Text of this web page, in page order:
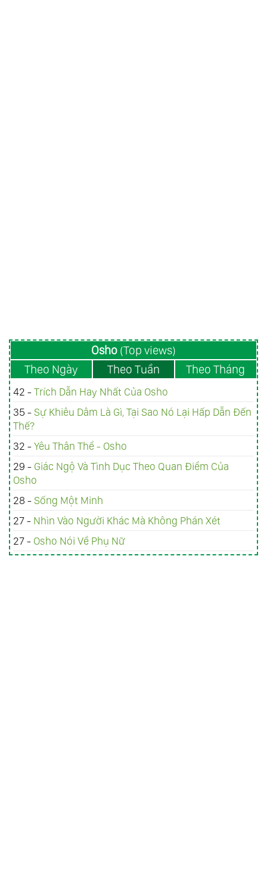
Osho(Top views)
Theo Ngày
Theo Tuần Theo Tháng
42 -Trích Dẫn Hay Nhất Của Osho
35 -Sự Khiêu Dâm Là Gì, Tại Sao Nó Lại Hấp Dẫn Đến
Thế?
32 -Yêu Thân Thể - Osho
29 - Giác Ngộ Và Tình Dục Theo Quan Điểm Của
Osho
28 -Sống Một Minh
27 - Nhìn Vào Người Khác Mà Không Phán Xét
27 - Osho Nói Về Phụ Nữ